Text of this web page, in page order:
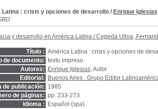
Latina : crisis y opciones de desarrollo/ Enrique Iglesias
y desarrollo en América Latina/Cepeda Ulloa,
Título : América Latina : crisis y opciones de
de documento: texto impreso
Autores:
Enrique Iglesias, Autor
Editorial:
Buenos Aires : Grupo Editor
de publicación: 1985
de páginas: pp. 233-273
Idioma :
Español (spa)